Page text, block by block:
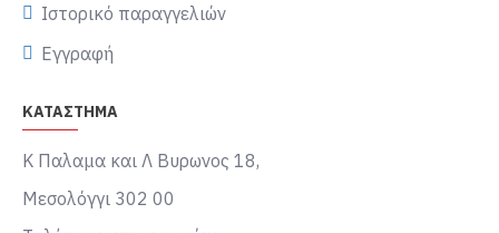
Ιστορικό παραγγελιών
Εγγραφή
ΚΑΤΑΣΤΗΜΑ
Κ Παλαμα και Λ Βυρωνος 18,
Μεσολόγγι 302 00